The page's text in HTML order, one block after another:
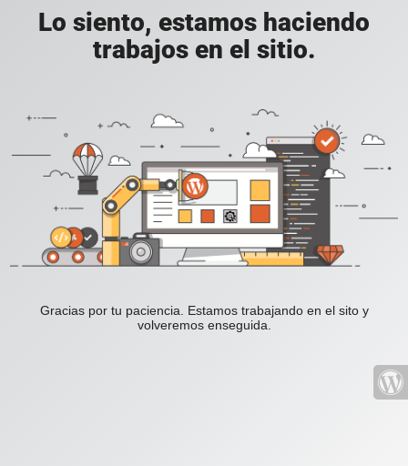
Lo siento, estamos haciendo
trabajos en el sitio.
Gracias por tu paciencia. Estamos trabajando en el sito y
volveremos enseguida.